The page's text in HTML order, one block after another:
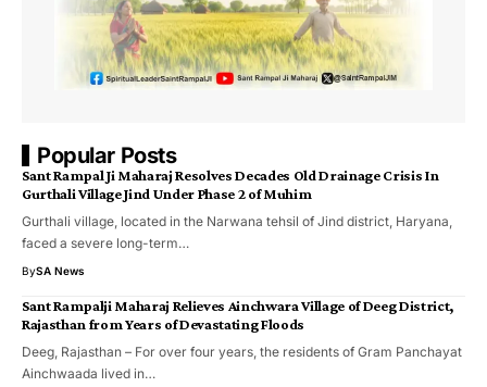
Popular Posts
Sant Rampal Ji Maharaj Resolves Decades Old Drainage Crisis In
Gurthali Village Jind Under Phase 2 of Muhim
Gurthali village, located in the Narwana tehsil of Jind district, Haryana,
faced a severe long-term…
BySA News
Sant Rampalji Maharaj Relieves Ainchwara Village of Deeg District,
Rajasthan from Years of Devastating Floods
Deeg, Rajasthan – For over four years, the residents of Gram Panchayat
Ainchwaada lived in…